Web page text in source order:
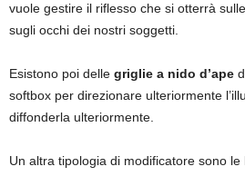
vuole gestire il riflesso che si otterrà
sugli occhi dei nostri soggetti.
Esistono poi delle griglie a nido d’ape
softbox per direzionare ulteriormente
diffonderla ulteriormente.
Un altra tipologia di modificatore sono